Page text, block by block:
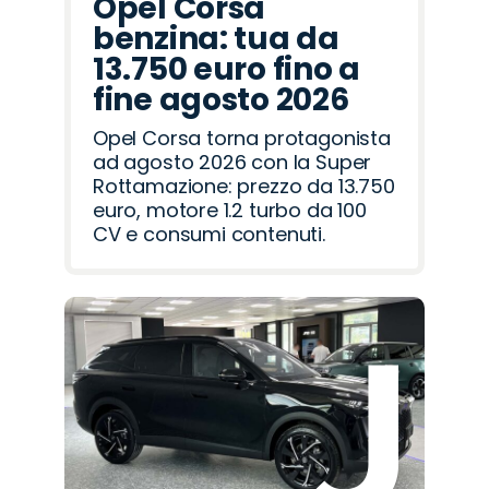
Opel Corsa
benzina: tua da
13.750 euro fino a
fine agosto 2026
Opel Corsa torna protagonista
ad agosto 2026 con la Super
Rottamazione: prezzo da 13.750
euro, motore 1.2 turbo da 100
CV e consumi contenuti.